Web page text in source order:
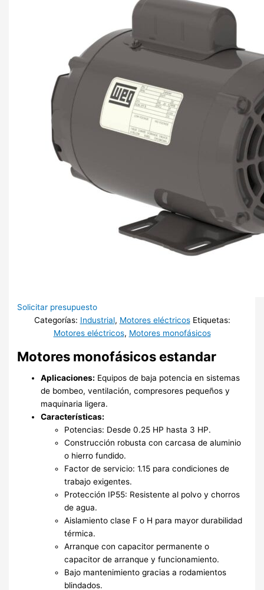
Solicitar presupuesto
Categorías: Industrial, Motores eléctricos Etiquetas:
Motores eléctricos, Motores monofásicos
Motores monofásicos estandar
Aplicaciones: Equipos de baja potencia en sistemas
de bombeo, ventilación, compresores pequeños y
maquinaria ligera.
Características:
Potencias: Desde 0.25 HP hasta 3 HP.
Construcción robusta con carcasa de aluminio
o hierro fundido.
Factor de servicio: 1.15 para condiciones de
trabajo exigentes.
Protección IP55: Resistente al polvo y chorros
de agua.
Aislamiento clase F o H para mayor durabilidad
térmica.
Arranque con capacitor permanente o
capacitor de arranque y funcionamiento.
Bajo mantenimiento gracias a rodamientos
blindados.